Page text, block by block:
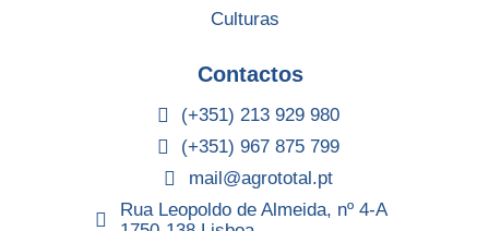
Culturas
Contactos
(+351) 213 929 980
(+351) 967 875 799
mail@agrototal.pt
Rua Leopoldo de Almeida, nº 4-A